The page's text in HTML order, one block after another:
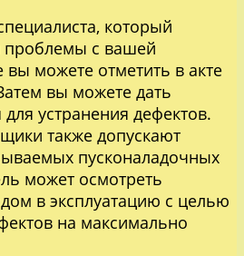
который
проблемы с вашей
вы можете отметить в акте
вы можете дать
устранения дефектов.
также допускают
пусконаладочных
может осмотреть
в эксплуатацию с целью
на максимально